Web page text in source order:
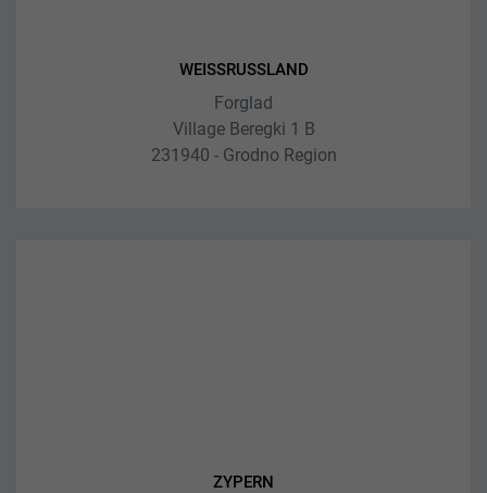
WEISSRUSSLAND
Forglad
Village Beregki 1 B
231940 - Grodno Region
ZYPERN